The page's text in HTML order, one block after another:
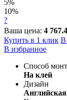
5%
10%
?
Ваша цена: 4
Купить в 1 клик В
В избранное
Способ
На клей
Дизайн